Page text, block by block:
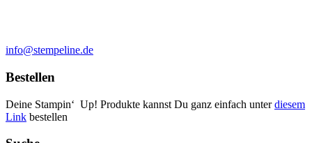
info@stempeline.de
Bestellen
Deine Stampin‘ Up! Produkte kannst Du ganz einfach unterdiesem
Link bestellen